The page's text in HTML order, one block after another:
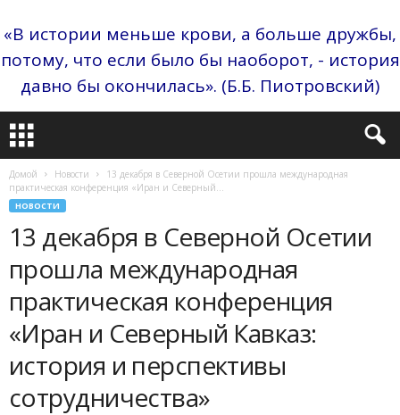
«В истории меньше крови, а больше дружбы,
потому, что если было бы наоборот, - история
давно бы окончилась». (Б.Б. Пиотровский)
Домой Новости
13 декабря в Северной Осетии прошла международная
практическая конференция «Иран и Северный...
НОВОСТИ
13 декабря в Северной Осетии
прошла международная
практическая конференция
«Иран и Северный Кавказ:
история и перспективы
сотрудничества»